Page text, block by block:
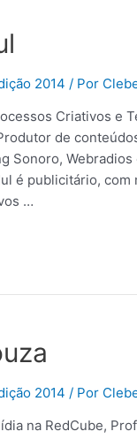
2014 / Por
Criativos e
de
Sonoro,
é publicitário,
…
2014 / Por
na RedCube,